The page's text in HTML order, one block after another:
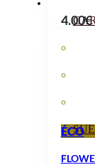
4.00€
ÉCO